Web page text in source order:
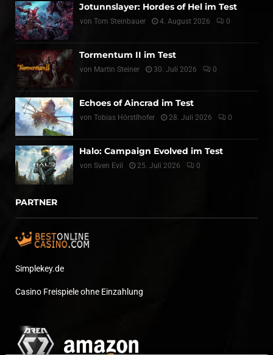
Jotunnslayer: Hordes of Hel im Test
von Tom Steinbauer 4. August 2026 0
Tormentum II im Test
von Martin Steiner 30. Juli 2026 0
Echoes of Aincrad im Test
von Tobias Hörstlhofer 28. Juli 2026 0
Halo: Campaign Evolved im Test
von Sven Evil 25. Juli 2026 0
PARTNER
Simplekey.de
Casino Freispiele ohne Einzahlung